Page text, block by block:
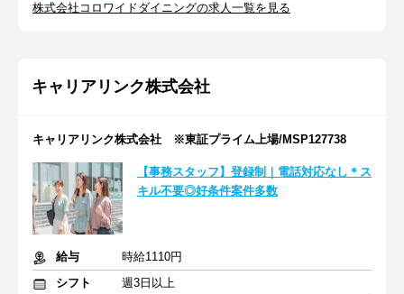
株式会社コロワイドダイニングの求人一覧を見る
キャリアリンク株式会社
キャリアリンク株式会社 ※東証プライム上場/MSP127738
【事務スタッフ】登録制｜電話対応なし＊ス
キル不要◎好条件案件多数
給与
時給1110円
シフト
週3日以上